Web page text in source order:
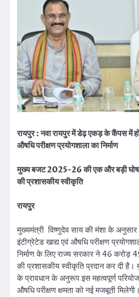
रायपुर : नवा रायपुर में डेढ़ एकड़ के कैंपस में
औषधि परीक्षण प्रयोगशाला का निर्माण
मुख्य बजट 2025-26 की एक और बड़ी
की प्रशासकीय स्वीकृति
रायपुर
मुख्यमंत्री विष्णुदेव साय की मंशा के अनुसार
इंटीग्रेटेड खाद्य एवं औषधि परीक्षण
निर्माण के लिए राज्य सरकार ने 46
की प्रशासकीय स्वीकृति प्रदान कर दी
के प्रावधान के अनुरूप इस महत्वपूर्ण
औषधि परीक्षण क्षमता को नई मजबूती मिलेगी।